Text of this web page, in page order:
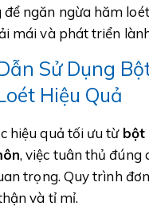
ngăn ngừa hăm
mái và phát triển
Sử Dụng
Hiệu Quả
hiệu quả tối ưu từ bột
, việc tuân thủ đúng
trọng. Quy trình
và tỉ mỉ.